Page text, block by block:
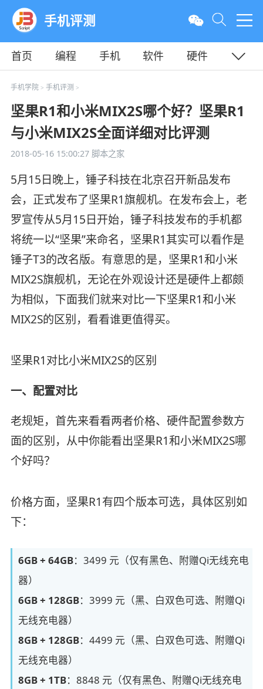
手机评测
首页 编程 手机 软件
硬件
教程
平面
手机学院> 手机评测 >
坚果R1和小米MIX2S哪个好？坚果R1
与小米MIX2S全面详细对比评测
2018-05-16 15:00:27脚本之家
5月15日晚上，锤子科技在北京召开新品发布
会，正式发布了坚果R1旗舰机。在发布会上，老
罗宣传从5月15日开始，锤子科技发布的手机都
将统一以“坚果”来命名，坚果R1其实可以看作是
锤子T3的改名版。有意思的是，坚果R1和小米
MIX2S旗舰机，无论在外观设计还是硬件上都颇
为相似，下面我们就来对比一下坚果R1和小米
MIX2S的区别，看看谁更值得买。
坚果R1对比小米MIX2S的区别
一、配置对比
老规矩，首先来看看两者价格、硬件配置参数方
面的区别，从中你能看出坚果R1和小米MIX2S哪
个好吗？
价格方面，坚果R1有四个版本可选，具体区别如
下：
6GB + 64GB：3499 元（仅有黑色、附赠Qi无线充电
器）
6GB + 128GB：3999 元（黑、白双色可选、附赠Qi
无线充电器）
8GB + 128GB：4499 元（黑、白双色可选、附赠Qi
无线充电器）
8GB + 1TB：8848 元（仅有黑色、附赠Qi无线充电